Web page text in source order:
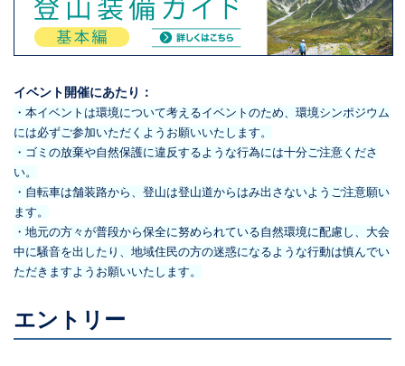
イベント開催にあたり：
・本イベントは環境について考えるイベントのため、環境シンポジウム
には必ずご参加いただくようお願いいたします。
・ゴミの放棄や自然保護に違反するような行為には十分ご注意くださ
い。
・自転車は舗装路から、登山は登山道からはみ出さないようご注意願い
ます。
・地元の方々が普段から保全に努められている自然環境に配慮し、大会
中に騒音を出したり、地域住民の方の迷惑になるような行動は慎んでい
ただきますようお願いいたします。
エントリー